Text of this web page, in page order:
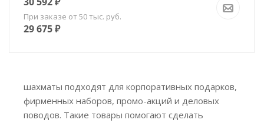
При заказе от 50 тыс. руб.
29 675₽
шахматы подходят для корпоративных подарков,
фирменных наборов, промо-акций и деловых
поводов. Такие товары помогают сделать